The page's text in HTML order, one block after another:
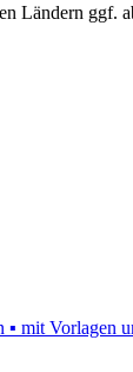
Ländern ggf.
mit